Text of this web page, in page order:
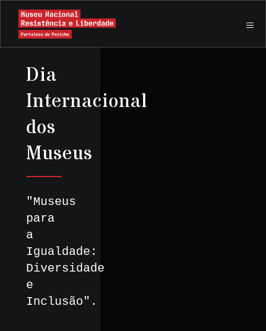
Dia
Internacional
dos
Museus
"Museus
para
a
Igualdade:
Diversidade
e
Inclusão".